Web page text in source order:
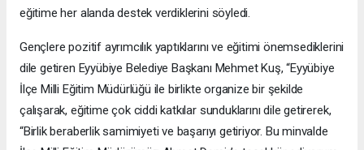
eğitime her alanda destek verdiklerini söyledi.
Gençlere pozitif ayrımcılık yaptıklarını ve eğitimi önemsediklerini
dile getiren Eyyübiye Belediye Başkanı Mehmet Kuş, “Eyyübiye
İlçe Milli Eğitim Müdürlüğü ile birlikte organize bir şekilde
çalışarak, eğitime çok ciddi katkılar sunduklarını dile getirerek,
“Birlik beraberlik samimiyeti ve başarıyı getiriyor. Bu minvalde